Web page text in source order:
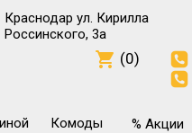
Краснодар ул. Кирилла
Россинского, 3а
Комоды % Акции
(0)